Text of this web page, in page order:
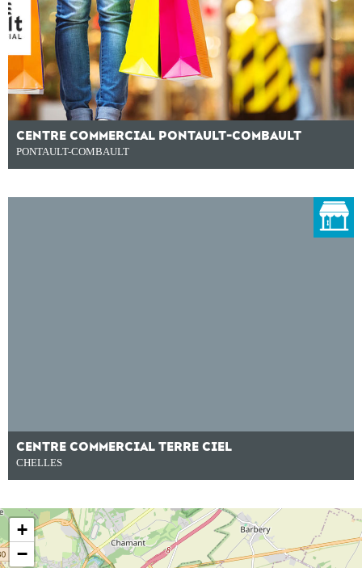
CENTRE COMMERCIAL PONTAULT-COMBAULT
PONTAULT-COMBAULT
CENTRE COMMERCIAL TERRE CIEL
CHELLES
+
−